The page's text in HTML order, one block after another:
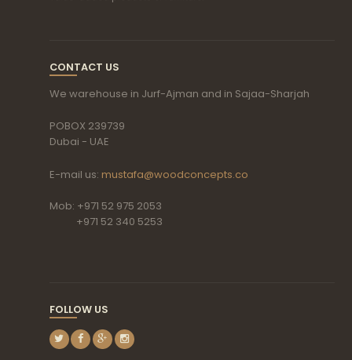
CONTACT US
We warehouse in Jurf-Ajman and in Sajaa-Sharjah
POBOX 239739
Dubai - UAE
E-mail us: mustafa@woodconcepts.co
Mob: +971 52 975 2053
+971 52 340 5253
FOLLOW US